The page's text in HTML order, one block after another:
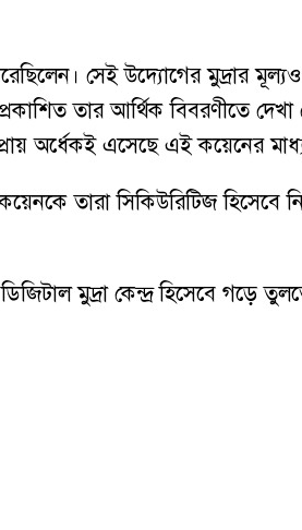
সেই উদ্যোগের মুদ্রার
তার আর্থিক বিবরণীতে
অর্ধেকই এসেছে এই কয়েনের
তারা সিকিউরিটিজ
মুদ্রা কেন্দ্র হিসেবে গড়ে